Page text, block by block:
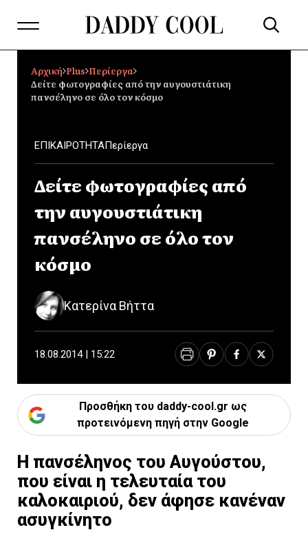
Αρχική Plus Περίεργα
Δείτε φωτογραφίες από την αυγουστιάτικη
πανσέληνο σε όλο τον κόσμο
ΕΠΙΚΑΙΡΟΤΗΤΑΠερίεργα
Δείτε φωτογραφίες από
την αυγουστιάτικη
πανσέληνο σε όλο τον
κόσμο
Κατερίνα Βήττα
18.08.2014 | 15:22
Προσθήκη του daddy-cool.gr ως
προτεινόμενη πηγή στην Google
Η πανσέληνος του Αυγούστου,
που είναι η τελευταία του
καλοκαιριού, δεν άφησε κανέναν
ασυγκίνητο